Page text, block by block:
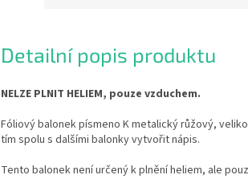
Detailní popis produktu
NELZE PLNIT HELIEM, pouze vzduchem.
Fóliový balonek písmeno K metalický růžový,
tím spolu s dalšími balonky vytvořit nápis.
Tento balonek není určený k plnění heliem, ale